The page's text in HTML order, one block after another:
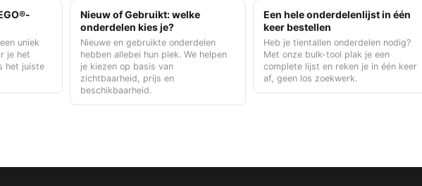
uniek
je het
het juiste
Nieuw of Gebruikt: welke
onderdelen kies je?
Nieuwe en gebruikte onderdelen
hebben allebei hun plek. We helpen
je kiezen op basis van
zichtbaarheid, prijs en
beschikbaarheid.
Een hele onderdelenlijst in één
keer bestellen
Heb je tientallen onderdelen nodig?
Met onze bulk-tool plak je een
complete lijst en reken je in één keer
af, geen los zoekwerk.